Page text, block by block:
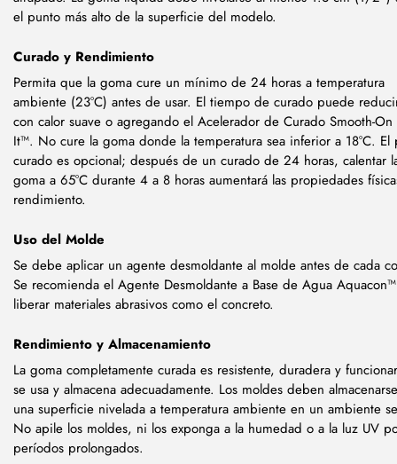
el punto más alto de la superficie del modelo.
Curado y Rendimiento
Permita que la goma cure un mínimo de 24 horas a temperatura
ambiente (23°C) antes de usar. El tiempo de curado puede
con calor suave o agregando el Acelerador de Curado Smooth-On
It™. No cure la goma donde la temperatura sea inferior a 18°C. El
curado es opcional; después de un curado de 24 horas, calentar
goma a 65°C durante 4 a 8 horas aumentará las propiedades
rendimiento.
Uso del Molde
Se debe aplicar un agente desmoldante al molde antes de cada
Se recomienda el Agente Desmoldante a Base de Agua
liberar materiales abrasivos como el concreto.
Rendimiento y Almacenamiento
La goma completamente curada es resistente, duradera y
se usa y almacena adecuadamente. Los moldes deben
una superficie nivelada a temperatura ambiente en un ambiente
No apile los moldes, ni los exponga a la humedad o a la luz UV
períodos prolongados.